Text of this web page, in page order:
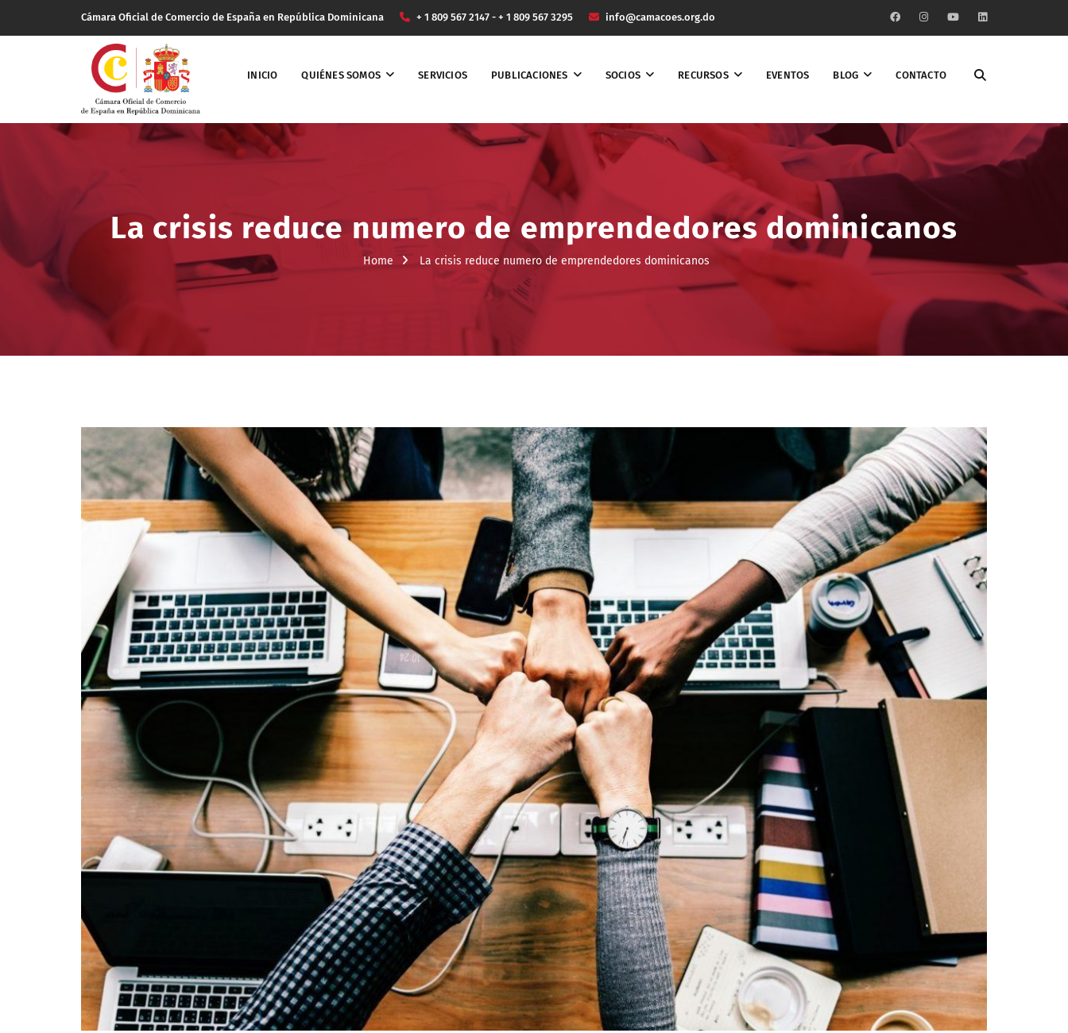
Cámara Oficial de Comercio de España en República Dominicana + 1 809 567 2147 - + 1 809 567 3295 info@camacoes.org.do
INICIO QUIÉNES SOMOS SERVICIOS PUBLICACIONES SOCIOS RECURSOS EVENTOS BLOG CONTACTO
La crisis reduce numero de emprendedores dominicanos
Home La crisis reduce numero de emprendedores dominicanos